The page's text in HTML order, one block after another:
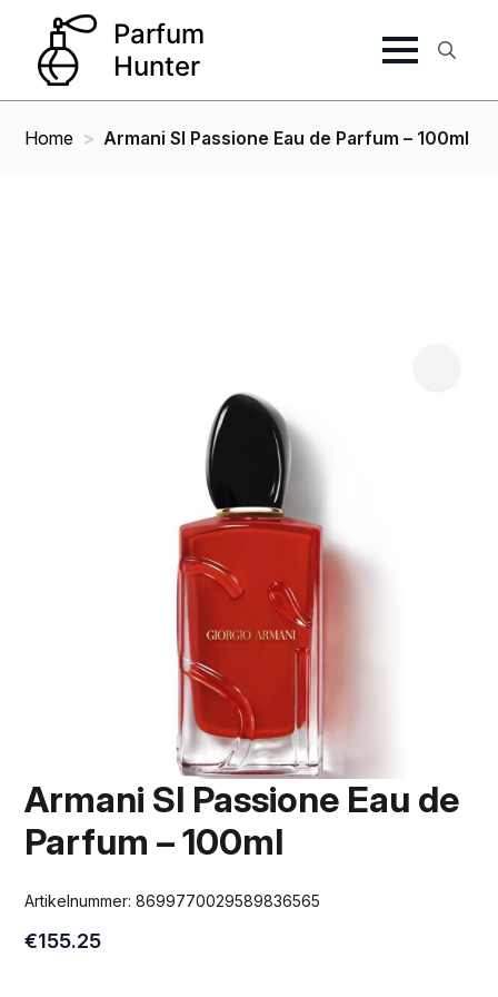
Home Armani SI Passione Eau de Parfum – 100ml
Armani SI Passione Eau de
Parfum – 100ml
Artikelnummer:8699770029589836565
€155.25